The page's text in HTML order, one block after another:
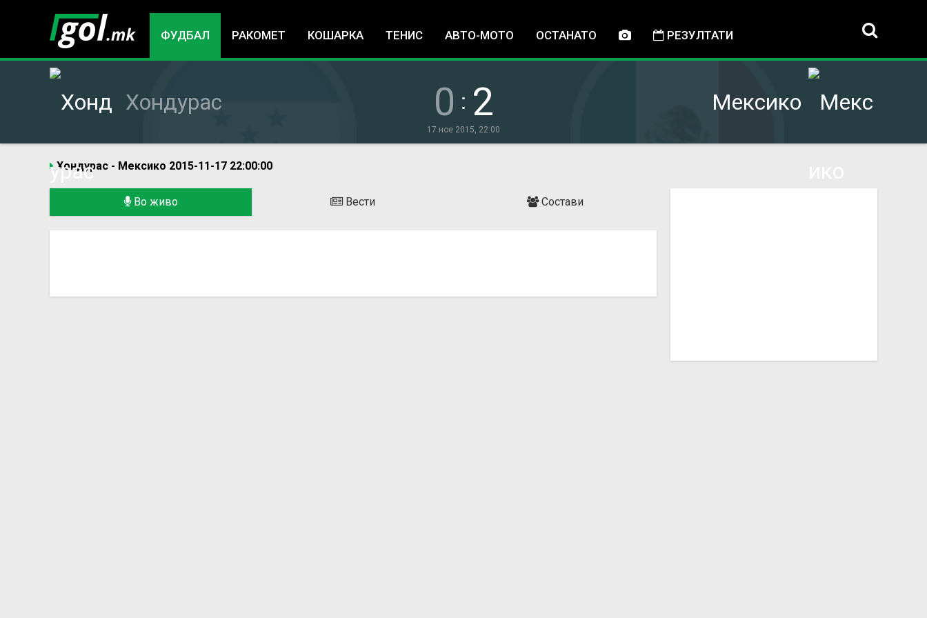
ФУДБАЛ РАКОМЕТ КОШАРКА ТЕНИС АВТО-МОТО ОСТАНАТО РЕЗУЛТАТИ
Хондурас Мексико
0 : 2
17 ное 2015, 22:00
You
Хондурас - Мексико 2015-11-17 22:00:00
Во живо Вести Состави